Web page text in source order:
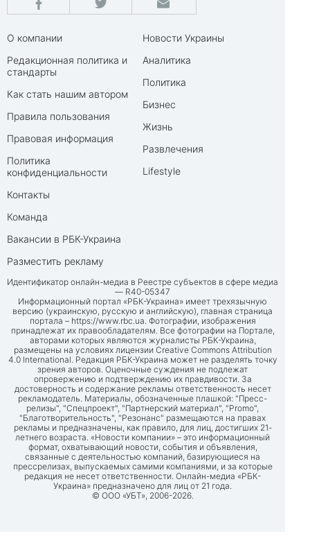
О компании
Редакционная политика и
стандарты
Как стать нашим автором
Правила пользования
Правовая информация
Политика
конфиденциальности
Контакты
Команда
Вакансии в РБК-Украина
Разместить рекламу
Новости Украины
Аналитика
Политика
Бизнес
Жизнь
Развлечения
Lifestyle
Идентификатор онлайн-медиа в Реестре субъектов в сфере медиа
— R40-05347
Информационный портал «РБК-Украина» имеет трехязычную
версию (украинскую, русскую и английскую), главная страница
портала – https://www.rbc.ua. Фотографии, изображения
принадлежат их правообладателям. Все фотографии на Портале,
авторами которых являются журналисты РБК-Украина,
размещены на условиях лицензии Creative Commons Attribution
4.0 International. Редакция РБК-Украина может не разделять точку
зрения авторов. Оценочные суждения не подлежат
опровержению и подтверждению их правдивости. За
достоверность и содержание рекламы ответственность несет
рекламодатель. Материалы, обозначенные плашкой: "Пресс-
релизы", "Спецпроект", "Партнерский материал", "Promo",
"Благотворительность", "Резонанс" размещаются на правах
рекламы и предназначены, как правило, для лиц, достигших 21-
летнего возраста. «Новости компании» – это информационный
формат, охватывающий новости, события и объявления,
связанные с деятельностью компаний, базирующиеся на
прессрелизах, выпускаемых самими компаниями, и за которые
редакция не несет ответственности. Онлайн-медиа «РБК-
Украина» предназначено для лиц от 21 года.
© ООО «УБТ», 2006-2026.